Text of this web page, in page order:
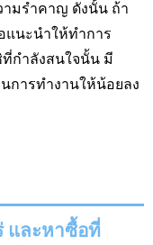
ามรำคาญ ดังนั้น ถ้า
แนะนำให้ทำการ
กำลังสนใจนั้น มี
นการทำงานให้น้อยลง
และหาซื้อที่